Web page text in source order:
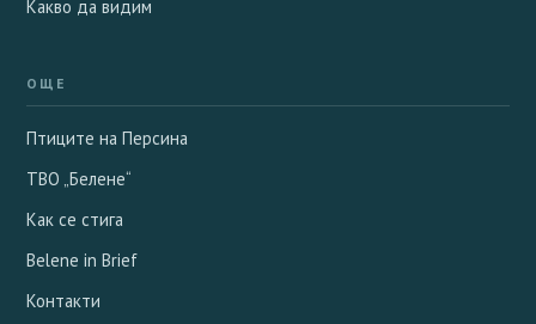
Какво да видим
ОЩЕ
Птиците на Персина
ТВО „Белене“
Как се стига
Belene in Brief
Контакти